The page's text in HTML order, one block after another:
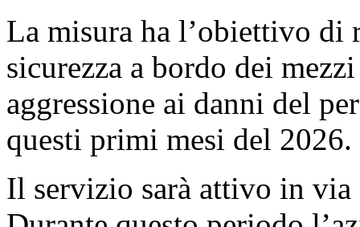
La misura ha l’obiettivo
sicurezza a bordo dei
aggressione ai danni del
questi primi mesi del 2026.
Il servizio sarà attivo in via